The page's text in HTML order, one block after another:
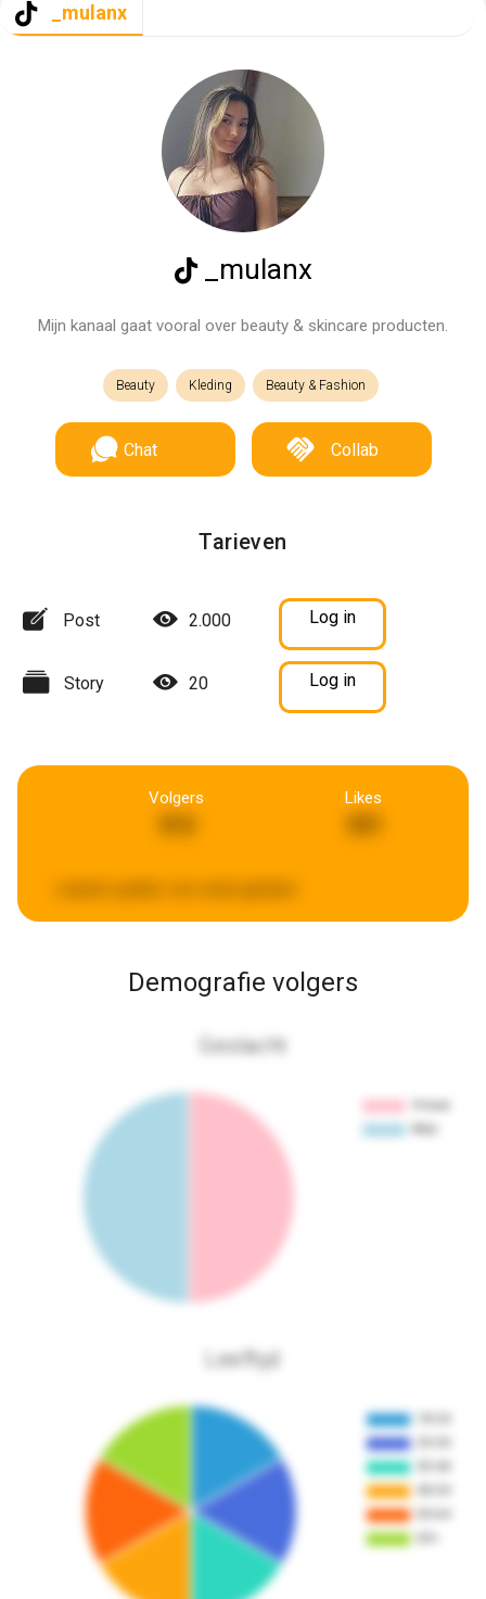
_mulanx
_mulanx
Mijn kanaal gaat vooral over beauty & skincare producten.
Beauty Kleding Beauty & Fashion
Chat Collab
Tarieven
Post 2.000 Log in
Story 20 Log in
Volgers Likes
Demografie volgers
Geslacht
Leeftijd